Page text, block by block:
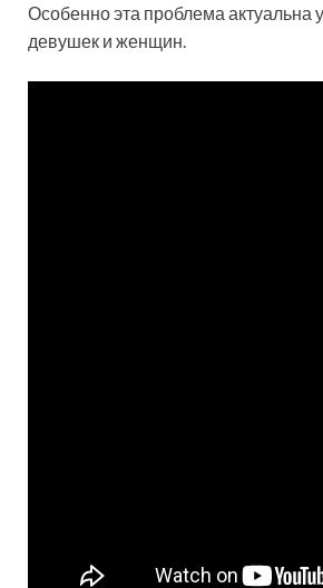
Особенно эта проблема актуальна
девушек и женщин.